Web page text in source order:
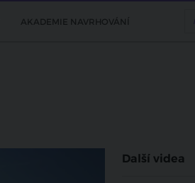
AKADEMIE NAVRHOVÁNÍ
Další videa